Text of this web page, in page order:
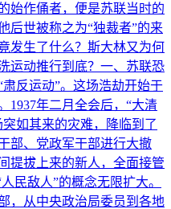
始作俑者，便是苏联当时的
世被称之为“独裁者”的来
发生了什么？斯大林又为何
运动推行到底？一、苏联恐
反运动”。这场浩劫开始于
1937年二月全会后，“大清
如其来的灾难，降临到了
部、党政军干部进行大撤
提拔上来的新人，全面接管
民敌人”的概念无限扩大。
，从中央政治局委员到各地